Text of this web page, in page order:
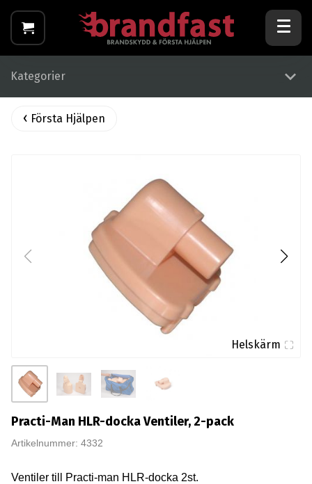
Kategorier
Första Hjälpen
Helskärm
Practi-Man HLR-docka Ventiler, 2-pack
Artikelnummer: 4332
Ventiler till Practi-man HLR-docka 2st.